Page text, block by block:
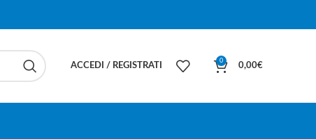
ACCEDI / REGISTRATI
0
0,00€